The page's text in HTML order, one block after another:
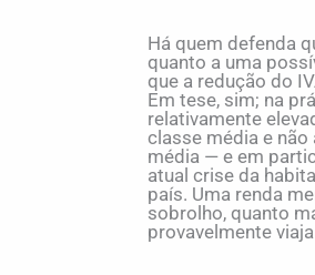
Há quem defenda
quanto a uma
que a redução do
Em tese, sim; na
relativamente
classe média e
média — e em
atual crise da
país. Uma renda
sobrolho, quanto
provavelmente